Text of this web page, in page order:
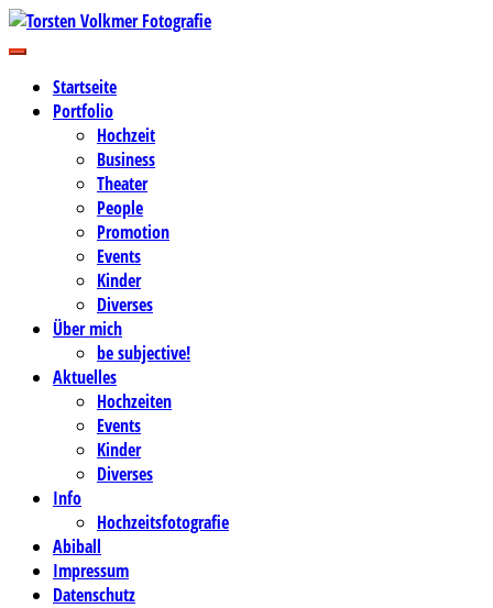
Zum
Inhalt
Torsten Volkmer Fotografie
Business-, Portrait- und Hochzeitsfotografie
Startseite
Portfolio
Hochzeit
Business
Theater
People
Promotion
Events
Kinder
Diverses
Über mich
be subjective!
Aktuelles
Hochzeiten
Events
Kinder
Diverses
Info
Hochzeitsfotografie
Abiball
Impressum
Datenschutz